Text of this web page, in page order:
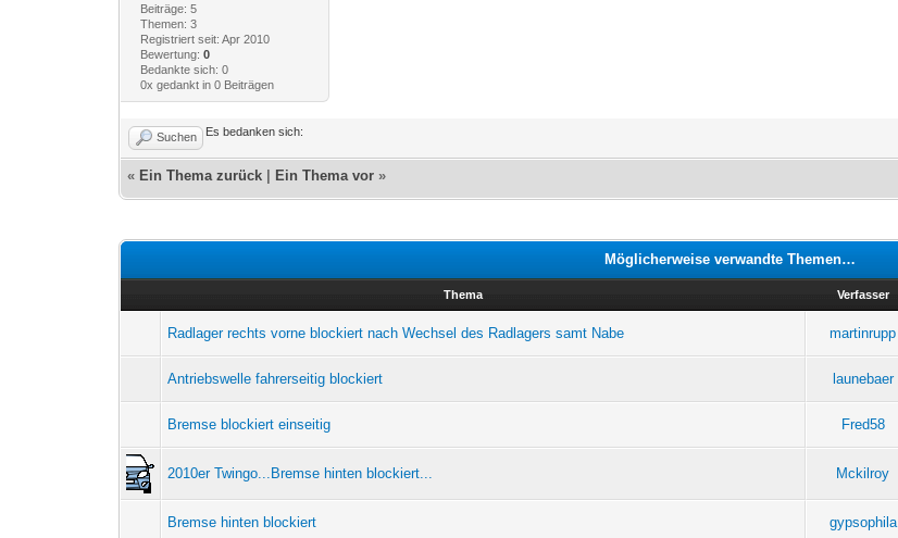
Beiträge: 5
Themen: 3
Registriert seit: Apr 2010
Bewertung: 0
Bedankte sich: 0
0x gedankt in 0 Beiträgen
Suchen Es bedanken sich:
« Ein Thema zurück Ein Thema vor »
Möglicherweise verwandte Themen…
Thema Verfasser
Radlager rechts vorne blockiert nach Wechsel des Radlagers samt Nabe martinrupp
Antriebswelle fahrerseitig blockiert launebaer
Bremse blockiert einseitig Fred58
2010er Twingo...Bremse hinten blockiert... Mckilroy
Bremse hinten blockiert gypsophila